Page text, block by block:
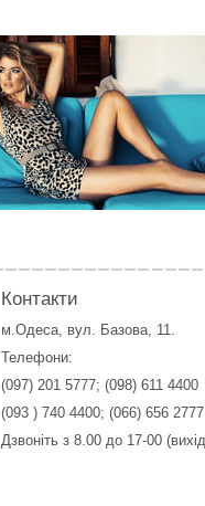
Контакти
м.Одеса, вул. Базова, 11.
Телефони:
(097) 201 5777; (098) 611 4400
(093 ) 740 4400; (066) 656 2777
Дзвоніть з 8.00 до 17-00